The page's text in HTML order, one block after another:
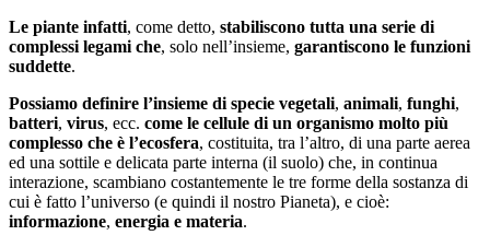
Le piante infatti, come detto, stabiliscono tutta una serie di
complessi legami che, solo nell’insieme, garantiscono le funzioni
suddette.
Possiamo definire l’insieme di specie vegetali, animali, funghi,
batteri, virus, ecc. come le cellule di un organismo molto più
complesso che è l’ecosfera, costituita, tra l’altro, di una parte aerea
ed una sottile e delicata parte interna (il suolo) che, in continua
interazione, scambiano costantemente le tre forme della sostanza di
cui è fatto l’universo (e quindi il nostro Pianeta), e cioè:
informazione, energia e materia.